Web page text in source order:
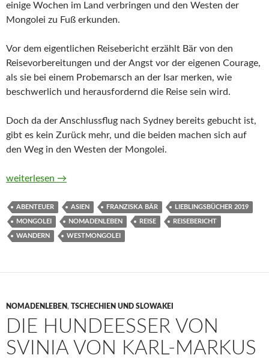
einige Wochen im Land verbringen und den Westen der
Mongolei zu Fuß erkunden.
Vor dem eigentlichen Reisebericht erzählt Bär von den
Reisevorbereitungen und der Angst vor der eigenen Courage,
als sie bei einem Probemarsch an der Isar merken, wie
beschwerlich und herausfordernd die Reise sein wird.
Doch da der Anschlussflug nach Sydney bereits gebucht ist,
gibt es kein Zurück mehr, und die beiden machen sich auf
den Weg in den Westen der Mongolei.
Ins Nirgendwo, bitte! Zu Fuß durch die mongolische Wildnis
weiterlesen →
ABENTEUER ASIEN FRANZISKA BÄR LIEBLINGSBÜCHER 2019
MONGOLEI NOMADENLEBEN REISE REISEBERICHT
WANDERN WESTMONGOLEI
NOMADENLEBEN, TSCHECHIEN UND SLOWAKEI
DIE HUNDEESSER VON
SVINIA VON KARL-MARKUS